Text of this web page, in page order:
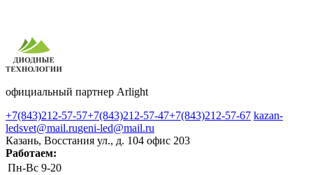
официальный партнер Arlight
+7(843)212-57-57+7(843)212-57-47+7(843)212-57-67 kazan-
ledsvet@mail.rugeni-led@mail.ru
Казань, Восстания ул., д. 104 офис 203
Работаем:
Пн-Вс 9-20